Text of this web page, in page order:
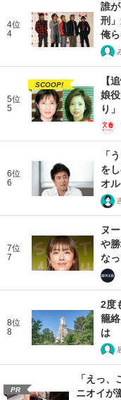
4位
4
誰
刑
俺
5位
5
SCOOP!
【
娘
り」
6位
6
「
を
オ
7位
7
ヌ
や
な
8位
8
2度
籠
は
PR
「えっ
ニオイが